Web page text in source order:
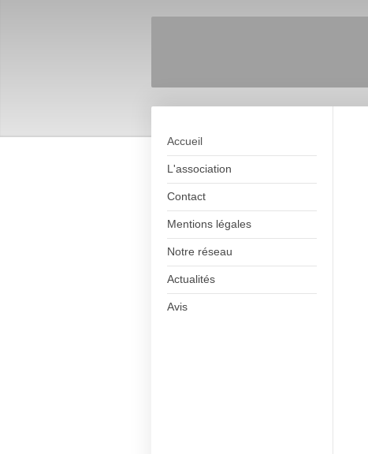
Accueil
L'association
Contact
Mentions légales
Notre réseau
Actualités
Avis